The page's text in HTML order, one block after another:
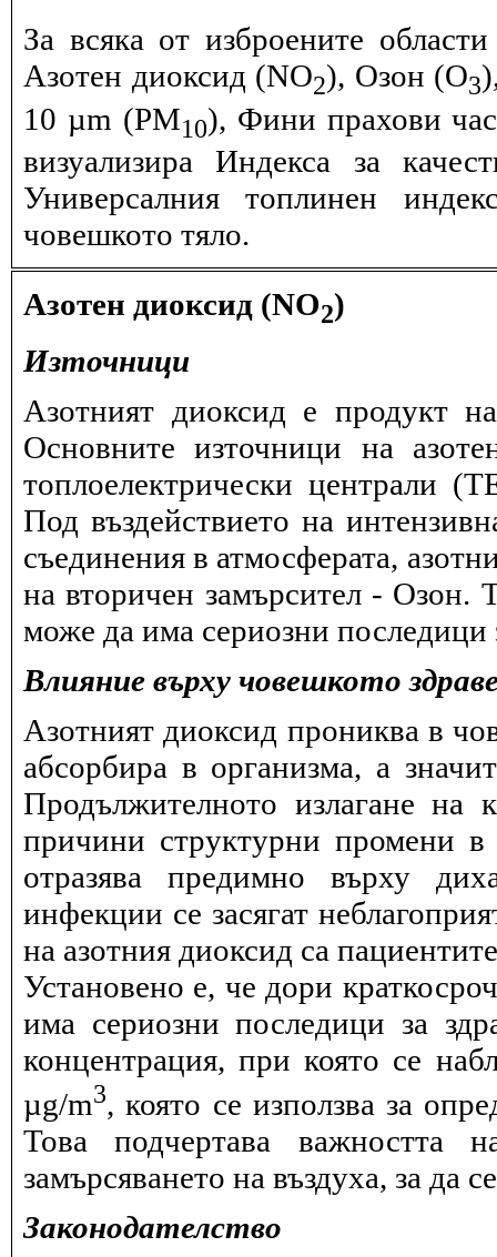
За всяка от изброените
Азотен диоксид (NO2), Озон (O3
10 µm (PM10), Фини прахови
визуализира Индекса за
Универсалния топлинен
човешкото тяло.
Азотен диоксид (NO2)
Източници
Азотният диоксид е продукт
Основните източници на
топлоелектрически централи
Под въздействието на
съединения в атмосферата,
на вторичен замърсител - Озон.
може да има сериозни последици
Влияние върху човешкото
Азотният диоксид прониква в
абсорбира в организма, а
Продължителното излагане
причини структурни промени в
отразява предимно върху
инфекции се засягат
на азотния диоксид са
Установено е, че дори
има сериозни последици за
концентрация, при която се
µg/m3, която се използва за
Това подчертава важността
замърсяването на въздуха, за да
Законодателство